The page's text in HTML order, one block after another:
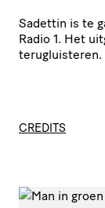
Sadettin is te
Radio 1. Het
terugluisteren.
CREDITS